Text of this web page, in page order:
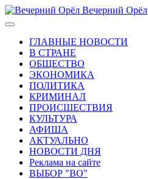
Вечерний Орёл
ГЛАВНЫЕ НОВОСТИ
В СТРАНЕ
ОБЩЕСТВО
ЭКОНОМИКА
ПОЛИТИКА
КРИМИНАЛ
ПРОИСШЕСТВИЯ
КУЛЬТУРА
АФИША
АКТУАЛЬНО
НОВОСТИ ДНЯ
Реклама на сайте
ВЫБОР "ВО"